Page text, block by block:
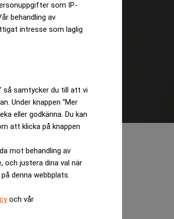
som IP-
behandling av
intresse som laglig
så samtycker du till att vi
Under knappen “Mer
eller godkänna. Du kan
att klicka på knappen
mot behandling av
och justera dina val när
denna webbplats.
och vår